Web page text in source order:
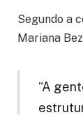
Segundo a
Mariana
“A